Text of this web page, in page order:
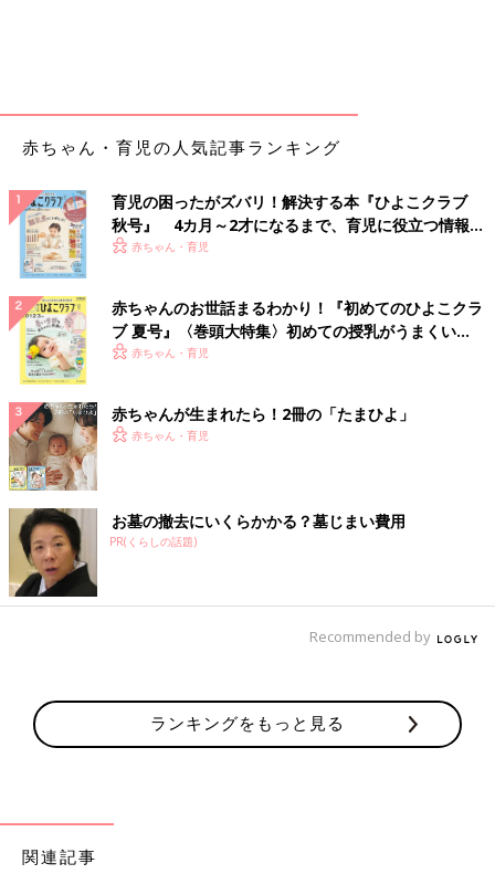
赤ちゃん・育児の人気記事ランキング
育児の困ったがズバリ！解決する本『ひよこクラブ
秋号』 4カ月～2才になるまで、育児に役立つ情報が
いっぱい！
赤ちゃん・育児
赤ちゃんのお世話まるわかり！『初めてのひよこクラ
ブ 夏号』〈巻頭大特集〉初めての授乳がうまくい
く！ おっぱい・ミルクの基本と夏のトラブル 解決テ
赤ちゃん・育児
赤ちゃんが生まれたら！2冊の「たまひよ」
赤ちゃん・育児
お墓の撤去にいくらかかる？墓じまい費用
PR(くらしの話題)
Recommended by
ランキングをもっと見る
関連記事